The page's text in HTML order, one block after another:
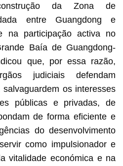
da Zona de
entre Guangdong e
na participação activa no
Baía de Guangdong-
que, por essa razão,
judiciais defendam
os interesses
públicas e privadas, de
de forma eficiente e
do desenvolvimento
como impulsionador e
vitalidade económica e na